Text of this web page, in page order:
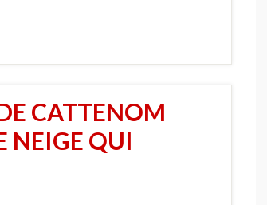
CATTENOM
NEIGE QUI